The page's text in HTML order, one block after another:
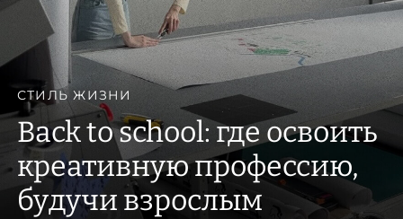
СТИЛЬ ЖИЗНИ
Back to school: где освоить
креативную профессию,
будучи взрослым